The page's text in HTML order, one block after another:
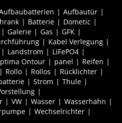
Aufbautür
Batterie
Dometic
Galerie Gas
GFK
Kabel Verlegung
Landstrom
LiFePO4
Ontour panel
Reifen
Rollo Rollos
Rücklichter
Strom
Thule
VW Wasser
Wasserhahn
Wechselrichter